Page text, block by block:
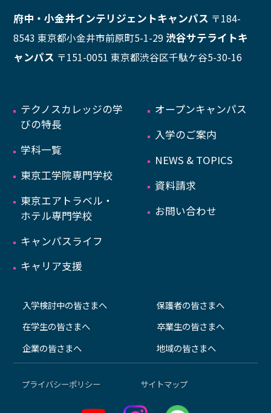
府中・小金井インテリジェントキャンパス 〒184-
8543 東京都小金井市前原町5-1-29 渋谷サテライトキ
ャンパス 〒151-0051 東京都渋谷区千駄ケ谷5-30-16
テクノスカレッジの学
びの特長
学科一覧
東京工学院専門学校
東京エアトラベル・
ホテル専門学校
キャンパスライフ
キャリア支援
オープンキャンパス
入学のご案内
NEWS & TOPICS
資料請求
お問い合わせ
入学検討中の皆さまへ
在学生の皆さまへ
企業の皆さまへ
保護者の皆さまへ
卒業生の皆さまへ
地域の皆さまへ
プライバシーポリシー サイトマップ